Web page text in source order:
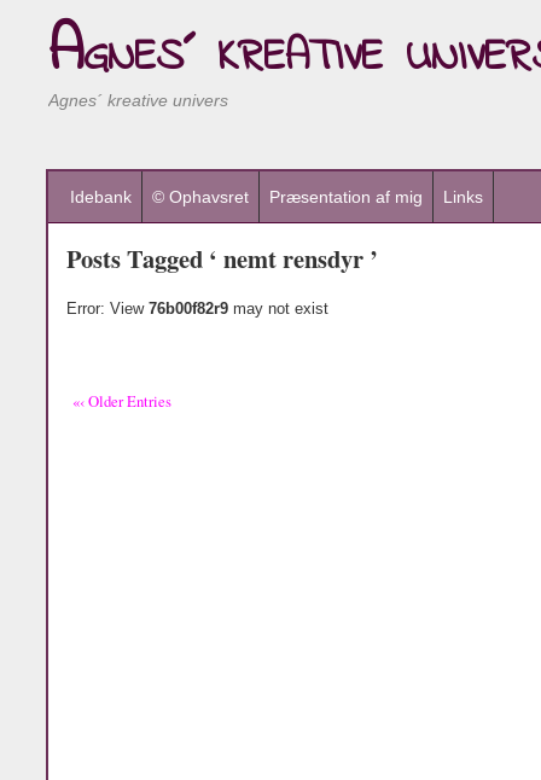
Agnes´ kreative
Agnes´ kreative univers
Idebank © Ophavsret Præsentation af mig Links
Posts Tagged ‘ nemt rensdyr ’
Error: View 76b00f82r9 may not exist
«‹ Older Entries